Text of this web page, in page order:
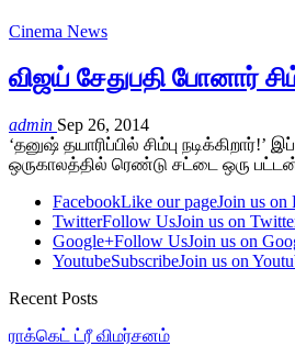
Cinema News
விஜய் சேதுபதி போனார்
admin Sep 26, 2014
‘தனுஷ் தயாரிப்பில் சிம்பு
ஒருகாலத்தில் ரெண்டு சட்டை ஒரு
FacebookLike our pageJoin us on
TwitterFollow UsJoin us on
Google+Follow UsJoin us on
YoutubeSubscribeJoin us on
Recent Posts
ராக்கெட் ட்ரீ விமர்சனம்